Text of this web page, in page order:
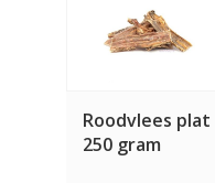
Roodvlees plat
250 gram